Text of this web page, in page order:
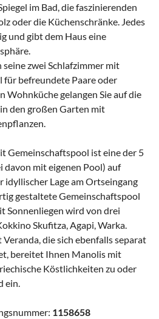
im Bad, die faszinierenden
oder die Küchenschränke. Jedes
und gibt dem Haus eine
zwei Schlafzimmer mit
für befreundete Paare oder
Wohnküche gelangen Sie auf die
den großen Garten mit
Gemeinschaftspool ist eine der 5
davon mit eigenen Pool) auf
idyllischer Lage am Ortseingang
gestaltete Gemeinschaftspool
Sonnenliegen wird von drei
Skufitza, Agapi, Warka.
die sich ebenfalls separat
bereitet Ihnen Manolis mit
Köstlichkeiten zu oder
ein.
1158658